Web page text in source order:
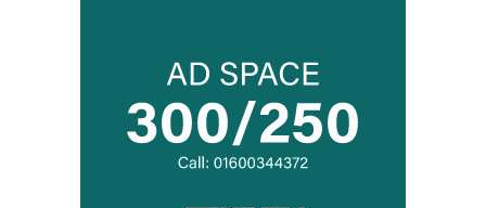
সিঙ্গাপুর থেকে এক কার্গো এলএনজি কিনবে
সরকার